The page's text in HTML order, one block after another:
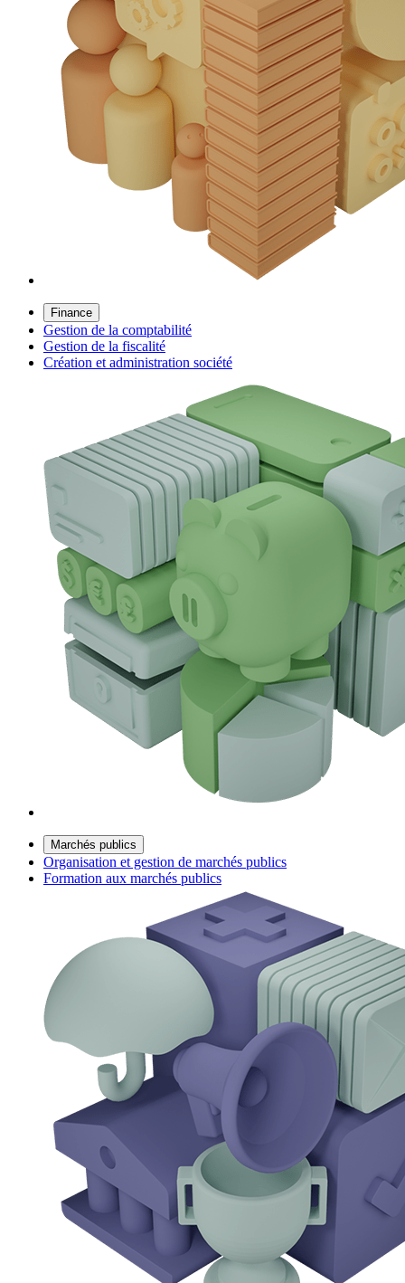
Finance
Gestion de la comptabilité
Gestion de la fiscalité
Création et administration société
Marchés publics
Organisation et gestion de marchés publics
Formation aux marchés publics